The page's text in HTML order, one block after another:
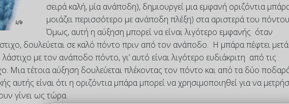
σειρά καλή, μία ανάποδη), δημιουργεί μια εμφανή οριζόντια
μοιάζει περισσότερο με ανάποδη πλέξη) στα αριστερά του
Όμως, αυτή η αύξηση μπορεί να είναι λιγότερο εμφανής όταν
δουλεύεται σε καλό πόντο πριν από τον ανάποδο. Η μπάρα πέφτει
με τον ανάποδο πόντο, γι’ αυτό είναι λιγότερο ευδιάκριτη από τις
Μια τέτοια αύξηση δουλεύεται πλέκοντας τον πόντο και από τα δύο
αυτής είναι ότι η οριζόντια μπάρα μπορεί να χρησιμοποιηθεί για να
γίνει ως τώρα.